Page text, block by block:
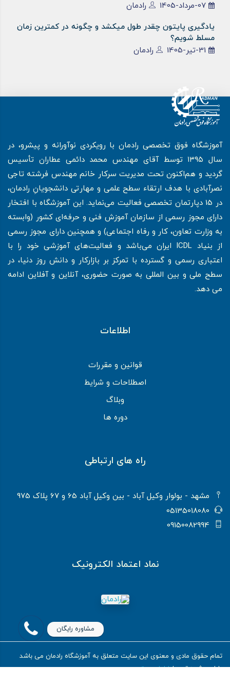
07-مرداد-1405
رادمان
یادگیری پایتون چقدر طول میکشد و چگونه در کمترین زمان
مسلط شویم؟
31-تیر-1405
رادمان
مشاوره رایگان
آموزشگاه فوق تخصصی رادمان با رویکردی نوآورانه و پیشرو، در
سال ۱۳۹۵ توسط آقای مهندس محمد دائمی عطاران تأسیس
گردید و هم‌اکنون تحت مدیریت سرکار خانم مهندس فرشته تاجی
نصرآبادی با هدف ارتقاء سطح علمی و مهارتی دانشجویانِ رادمان،
در 15 دپارتمان تخصصی فعالیت می‌نماید. این آموزشگاه با افتخار
دارای مجوز رسمی از سازمان آموزش فنی و حرفه‌ای کشور (وابسته
به وزارت تعاون، کار و رفاه اجتماعی) و همچنین دارای مجوز رسمی
از بنیاد ICDL ایران می‌باشد و فعالیت‌های آموزشی خود را با
اعتباری رسمی و گسترده با تمرکز بر بازارکار و دانش روز دنیا، در
سطح ملی و بین المللی به صورت حضوری، آنلاین و آفلاین ادامه
می دهد.
اطلاعات
قوانین و مقررات
اصطلاحات و شرایط
وبلاگ
دوره ها
راه های ارتباطی
مشهد - بولوار وکیل آباد - بین وکیل آباد 65 و 67 پلاک 975
05135018080
09150082994
نماد اعتماد الکترونیک
تمام حقوق مادی و معنوی این سایت متعلق به آموزشگاه رادمان می باشد
طراحی شده توسطایلیاسیستم